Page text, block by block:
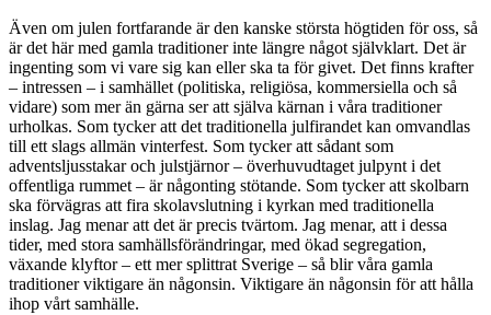
Även om julen fortfarande är den kanske största högtiden för oss, så
är det här med gamla traditioner inte längre något självklart. Det är
ingenting som vi vare sig kan eller ska ta för givet. Det finns krafter
– intressen – i samhället (politiska, religiösa, kommersiella och så
vidare) som mer än gärna ser att själva kärnan i våra traditioner
urholkas. Som tycker att det traditionella julfirandet kan omvandlas
till ett slags allmän vinterfest. Som tycker att sådant som
adventsljusstakar och julstjärnor – överhuvudtaget julpynt i det
offentliga rummet – är någonting stötande. Som tycker att skolbarn
ska förvägras att fira skolavslutning i kyrkan med traditionella
inslag. Jag menar att det är precis tvärtom. Jag menar, att i dessa
tider, med stora samhällsförändringar, med ökad segregation,
växande klyftor – ett mer splittrat Sverige – så blir våra gamla
traditioner viktigare än någonsin. Viktigare än någonsin för att hålla
ihop vårt samhälle.